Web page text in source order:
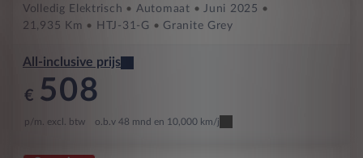
Volledig Elektrisch Automaat
Juni 2025
21,935 Km
HTJ-31-G Granite Grey
All-inclusive prijs
€ 508
p/m. excl. btw o.b.v 48 mnd en 10,000 km/j